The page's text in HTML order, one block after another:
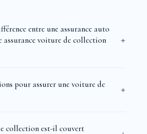
entre une assurance auto
assurance voiture de collection
pour assurer une voiture de
collection est-il couvert